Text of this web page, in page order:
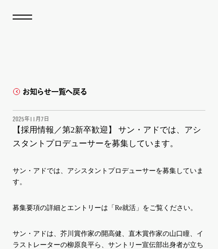
お知らせ一覧へ戻る
2025年11月7日
【採用情報／第2新卒歓迎】 サン・アドでは、アシ
スタントプロデューサーを募集しています。
サン・アドでは、アシスタントプロデューサーを募集していま
す。
募集要項の詳細とエントリーは 「Re就活」 をご覧ください。
サン・アドは、芥川賞作家の開高健、直木賞作家の山口瞳、イ
ラストレーターの柳原良平ら、サントリー宣伝部出身者が立ち